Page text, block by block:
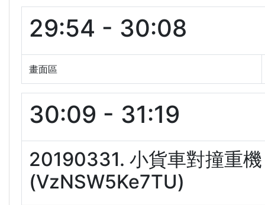
29:54 - 30:08
畫面區
30:09 - 31:19
20190331. 小貨車對撞重
(VzNSW5Ke7TU)